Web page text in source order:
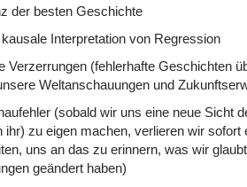
der besten Geschichte
Interpretation von Regression
Verzerrungen (fehlerhafte Geschichten
Weltanschauungen und
(sobald wir uns eine neue Sicht
ihr) zu eigen machen, verlieren wir sofort
uns an das zu erinnern, was wir
geändert haben)